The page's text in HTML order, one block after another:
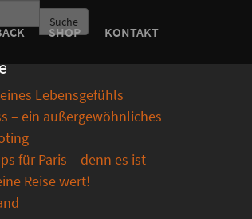
SHOP KONTAKT
Suche
Lebensgefühls
– ein außergewöhnliches
für Paris – denn es ist
Reise wert!